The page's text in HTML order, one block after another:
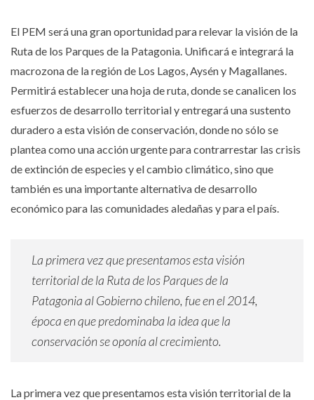
El PEM será una gran oportunidad para relevar la visión de la
Ruta de los Parques de la Patagonia. Unificará e integrará la
macrozona de la región de Los Lagos, Aysén y Magallanes.
Permitirá establecer una hoja de ruta, donde se canalicen los
esfuerzos de desarrollo territorial y entregará una sustento
duradero a esta visión de conservación, donde no sólo se
plantea como una acción urgente para contrarrestar las crisis
de extinción de especies y el cambio climático, sino que
también es una importante alternativa de desarrollo
económico para las comunidades aledañas y para el país.
La primera vez que presentamos esta visión
territorial de la Ruta de los Parques de la
Patagonia al Gobierno chileno, fue en el 2014,
época en que predominaba la idea que la
conservación se oponía al crecimiento.
La primera vez que presentamos esta visión territorial de la